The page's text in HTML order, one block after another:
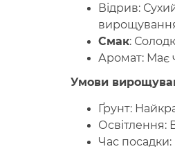
Відрив:
Смак:
Аромат: Має
Умови
Ґрунт:
Освітлення:
Час посадки: